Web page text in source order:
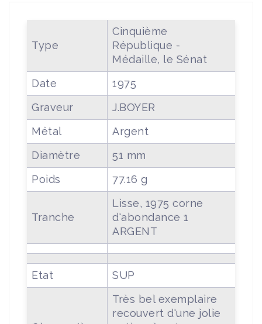
Type
Cinquième
République -
Médaille, le Sénat
Date
1975
Graveur
J.BOYER
Métal
Argent
Diamètre
51 mm
Poids
77.16 g
Tranche
Lisse, 1975 corne
d'abondance 1
ARGENT
Etat SUP
Très bel exemplaire
recouvert d'une jolie